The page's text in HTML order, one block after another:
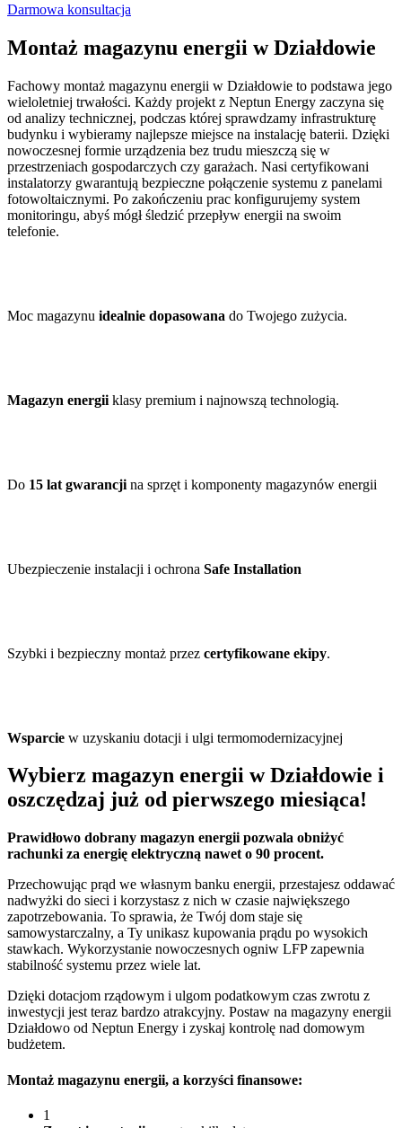
Darmowa konsultacja
Montaż magazynu energii w Działdowie
Fachowy montaż magazynu energii w Działdowie to podstawa jego
wieloletniej trwałości. Każdy projekt z Neptun Energy zaczyna się
od analizy technicznej, podczas której sprawdzamy infrastrukturę
budynku i wybieramy najlepsze miejsce na instalację baterii. Dzięki
nowoczesnej formie urządzenia bez trudu mieszczą się w
przestrzeniach gospodarczych czy garażach. Nasi certyfikowani
instalatorzy gwarantują bezpieczne połączenie systemu z panelami
fotowoltaicznymi. Po zakończeniu prac konfigurujemy system
monitoringu, abyś mógł śledzić przepływ energii na swoim
telefonie.
Moc magazynu idealnie dopasowana do Twojego zużycia.
Magazyn energii klasy premium i najnowszą technologią.
Do 15 lat gwarancji na sprzęt i komponenty magazynów energii
Ubezpieczenie instalacji i ochrona Safe Installation
Szybki i bezpieczny montaż przez certyfikowane ekipy.
Wsparcie w uzyskaniu dotacji i ulgi termomodernizacyjnej
Wybierz magazyn energii w Działdowie i
oszczędzaj już od pierwszego miesiąca!
Prawidłowo dobrany magazyn energii pozwala obniżyć
rachunki za energię elektryczną nawet o 90 procent.
Przechowując prąd we własnym banku energii, przestajesz oddawać
nadwyżki do sieci i korzystasz z nich w czasie największego
zapotrzebowania. To sprawia, że Twój dom staje się
samowystarczalny, a Ty unikasz kupowania prądu po wysokich
stawkach. Wykorzystanie nowoczesnych ogniw LFP zapewnia
stabilność systemu przez wiele lat.
Dzięki dotacjom rządowym i ulgom podatkowym czas zwrotu z
inwestycji jest teraz bardzo atrakcyjny. Postaw na magazyny energii
Działdowo od Neptun Energy i zyskaj kontrolę nad domowym
budżetem.
Montaż magazynu energii, a korzyści finansowe:
1